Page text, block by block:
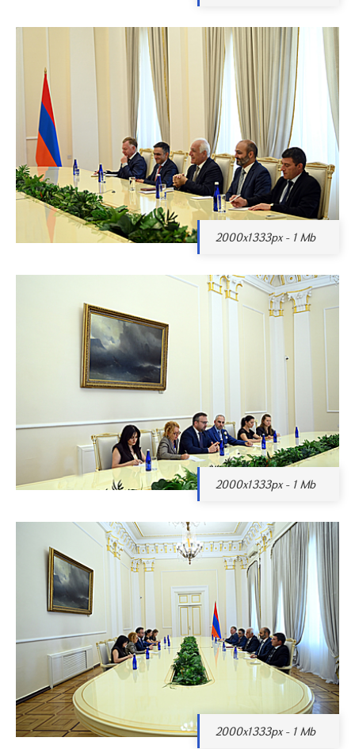
2000x1333px - 1 Mb
2000x1333px - 1 Mb
2000x1333px - 1 Mb